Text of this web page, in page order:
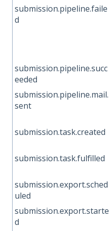
submission.pipeline.faile
d
submission.pipeline.succ
eeded
submission.pipeline.mail.
sent
submission.task.created
submission.task.fulfilled
submission.export.sched
uled
submission.export.starte
d